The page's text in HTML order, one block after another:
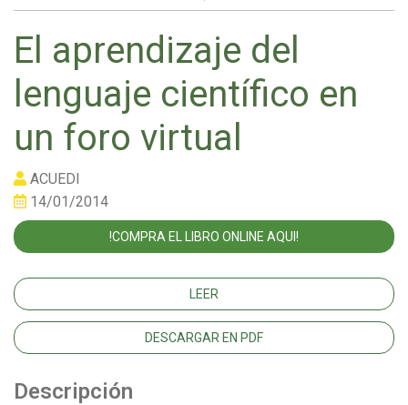
El aprendizaje del
lenguaje científico en
un foro virtual
ACUEDI
14/01/2014
!COMPRA EL LIBRO ONLINE AQUI!
LEER
DESCARGAR EN PDF
Descripción